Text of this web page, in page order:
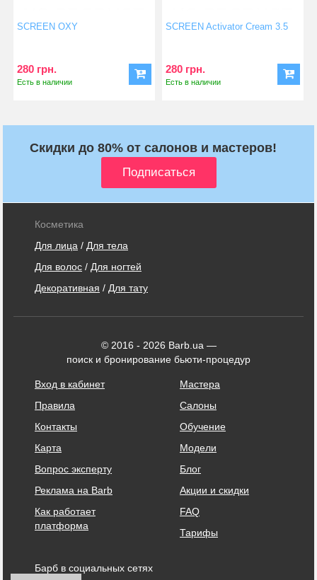
SCREEN OXY
280 грн.
Есть в наличии
SCREEN Activator Cream 3.5
280 грн.
Есть в наличии
Скидки до 80% от салонов и мастеров!
Косметика
Для лица / Для тела
Для волос / Для ногтей
Декоративная / Для тату
© 2016 - 2026 Barb.ua —
поиск и бронирование бьюти-процедур
Вход в кабинет
Правила
Контакты
Карта
Вопрос эксперту
Реклама на Barb
Как работает
платформа
Мастера
Салоны
Обучение
Модели
Блог
Акции и скидки
FAQ
Тарифы
Барб в социальных сетях